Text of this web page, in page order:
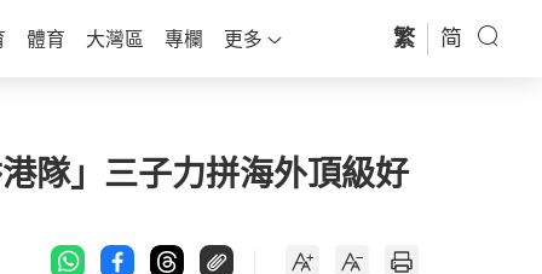
體育 大灣區 專欄 更多 繁 简
隊」三子力拼海外頂級好